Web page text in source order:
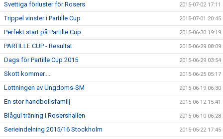
Svettiga förluster för Rosers 2015-07-02 17:11
Trippel vinster i Partille Cup 2015-07-01 20:45
Perfekt start på Partille Cup 2015-06-30 19:19
PARTILLE CUP - Resultat 2015-06-29 08:09
Dags för Partille Cup 2015 2015-06-29 03:54
Skott kommer.... 2015-06-25 05:17
Lottningen av Ungdoms-SM 2015-06-19 06:30
En stor handbollsfamilj 2015-06-12 15:41
Blågul träning i Rosershallen 2015-06-10 06:28
Serieindelning 2015/16 Stockholm 2015-05-22 17:45